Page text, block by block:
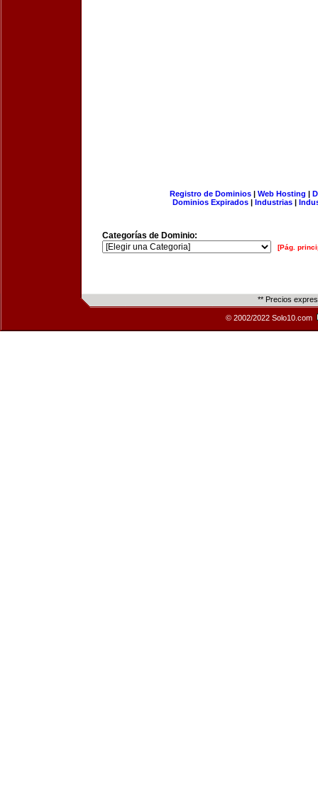
Registro de Dominios| Web Hosting |
Dominios Expirados | Industrias |
Categorías de Dominio:
[Pág.
** Precios
© 2002/2022 Solo10.com